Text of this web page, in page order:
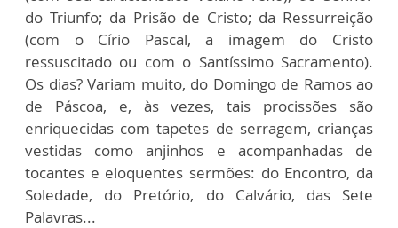
do Triunfo; da Prisão de Cristo; da Ressurreição
(com o Círio Pascal, a imagem do Cristo
ressuscitado ou com o Santíssimo Sacramento).
Os dias? Variam muito, do Domingo de Ramos ao
de Páscoa, e, às vezes, tais procissões são
enriquecidas com tapetes de serragem, crianças
vestidas como anjinhos e acompanhadas de
tocantes e eloquentes sermões: do Encontro, da
Soledade, do Pretório, do Calvário, das Sete
Palavras...